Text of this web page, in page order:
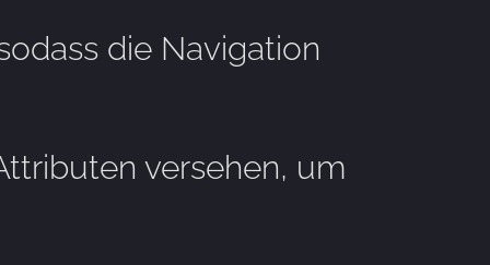
die Navigation
versehen, um